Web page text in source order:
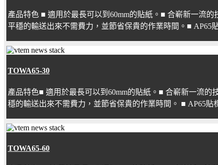
產品特色 ■ 適用於最長可以到60mm的貼紙。■ 合嶄新一流
平穩的輸送出來不需費力，並節省保貴的作業時間。■ AP65
TOWA65-30
產品特色■ 適用於最長可以到60mm的貼紙。■ 合嶄新一流
穩的輸送出來不需費力，並節省保貴的作業時間。 ■ AP65
TOWA65-60